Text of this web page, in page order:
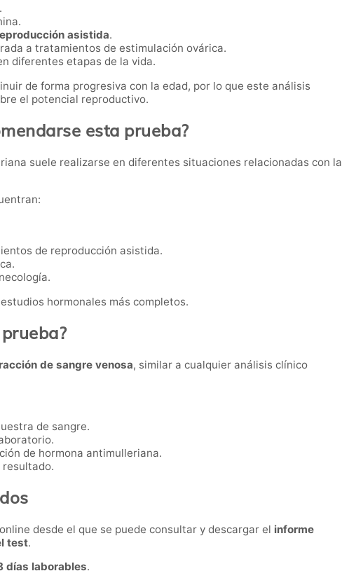
.
asistida.
a tratamientos de estimulación ovárica.
diferentes etapas de la vida.
de forma progresiva con la edad, por lo que este análisis
el potencial reproductivo.
esta prueba?
suele realizarse en diferentes situaciones relacionadas con la
de reproducción asistida.
hormonales más completos.
de sangre venosa, similar a cualquier análisis clínico
de sangre.
de hormona antimulleriana.
resultado.
desde el que se puede consultar y descargar el informe
test.
días laborables.